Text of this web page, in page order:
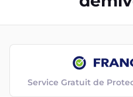
Service Gratuit de